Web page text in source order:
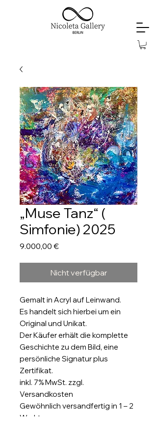
„Muse Tanz“ (
Simfonie) 2025
9.000,00 €Preis
Nicht verfügbar
Gemalt in Acryl auf Leinwand.
Es handelt sich hierbei um ein
Original und Unikat.
Der Käufer erhält die komplette
Geschichte zu dem Bild, eine
persönliche Signatur plus
Zertifikat.
inkl. 7% MwSt. zzgl.
Versandkosten
Gewöhnlich versandfertig in 1 – 2
Werktagen.